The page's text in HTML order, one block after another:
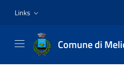
Links
Comune di